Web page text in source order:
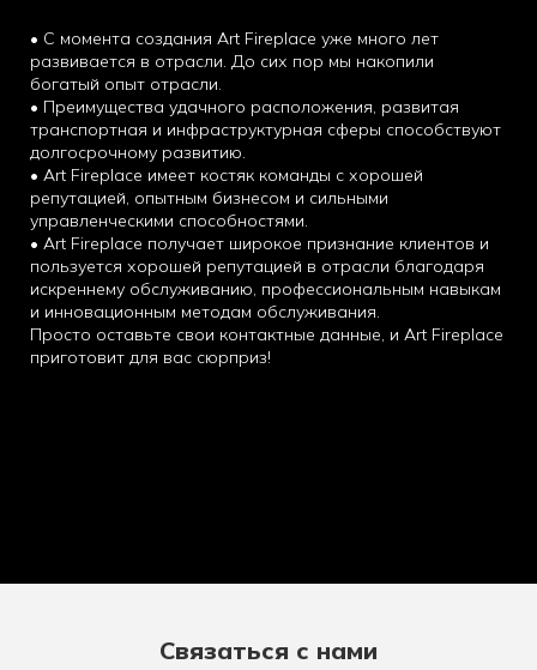
• С момента создания Art Fireplace уже много лет
развивается в отрасли. До сих пор мы накопили
богатый опыт отрасли.
• Преимущества удачного расположения, развитая
транспортная и инфраструктурная сферы способствуют
долгосрочному развитию.
• Art Fireplace имеет костяк команды с хорошей
репутацией, опытным бизнесом и сильными
управленческими способностями.
• Art Fireplace получает широкое признание клиентов и
пользуется хорошей репутацией в отрасли благодаря
искреннему обслуживанию, профессиональным навыкам
и инновационным методам обслуживания.
Просто оставьте свои контактные данные, и Art Fireplace
приготовит для вас сюрприз!
Связаться с нами